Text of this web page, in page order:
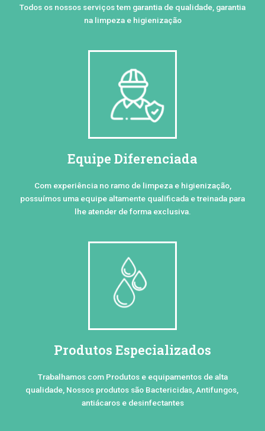
Todos os nossos serviços tem garantia de qualidade, garantia
na limpeza e higienização
Equipe Diferenciada
Com experiência no ramo de limpeza e higienização,
possuímos uma equipe altamente qualificada e treinada para
lhe atender de forma exclusiva.
Produtos Especializados
Trabalhamos com Produtos e equipamentos de alta
qualidade, Nossos produtos são Bactericidas, Antifungos,
antiácaros e desinfectantes